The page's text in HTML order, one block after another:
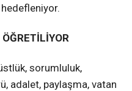
sorumluluk,
adalet, paylaşma, vatan